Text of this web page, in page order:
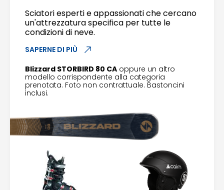
Sciatori esperti e appassionati che cercano
un'attrezzatura specifica per tutte le
condizioni di neve.
SAPERNE DI PIÙ
Blizzard STORBIRD 80 CA oppure un altro
modello corrispondente alla categoria
prenotata. Foto non contrattuale. Bastoncini
inclusi.